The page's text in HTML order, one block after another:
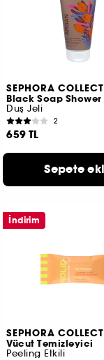
SEPHORA
Black Soap Shower
Duş Jeli
2
659 TL
Sepete
SEPHORA
Vücut Temizleyici
Peeling Etkili
İndirim